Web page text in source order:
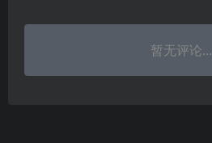
暂无评论...